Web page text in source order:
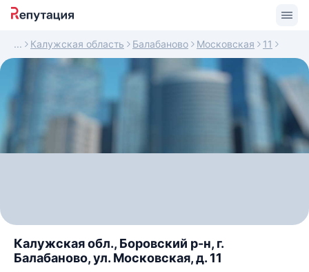
Калужская область Балабаново Московская 11
Калужская обл., Боровский р-н, г.
Балабаново, ул. Московская, д. 11